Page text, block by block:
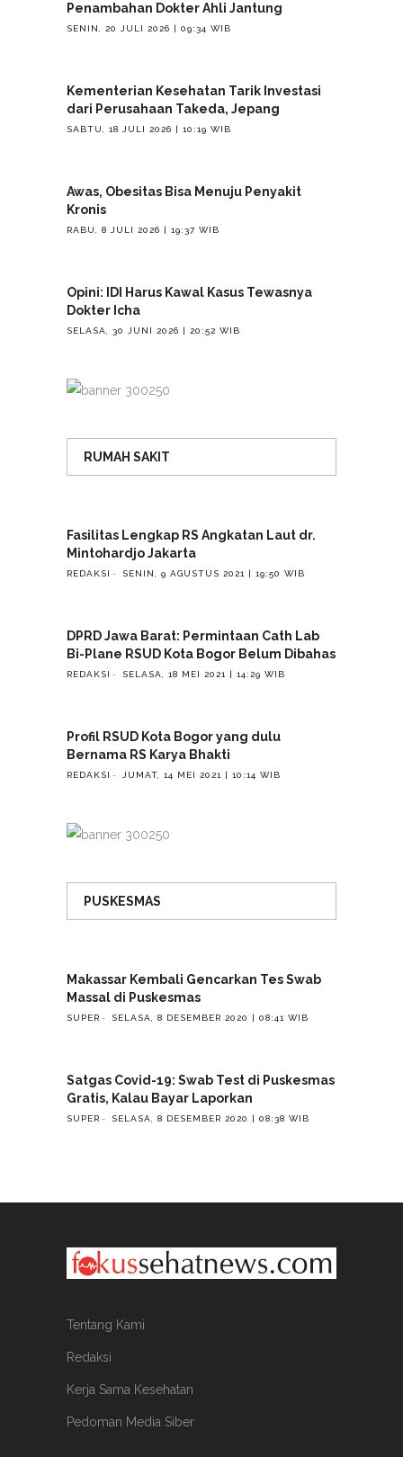
Penambahan Dokter Ahli Jantung
SENIN, 20 JULI 2026 | 09:34 WIB
Kementerian Kesehatan Tarik Investasi
dari Perusahaan Takeda, Jepang
SABTU, 18 JULI 2026 | 10:19 WIB
Awas, Obesitas Bisa Menuju Penyakit
Kronis
RABU, 8 JULI 2026 | 19:37 WIB
Opini: IDI Harus Kawal Kasus Tewasnya
Dokter Icha
SELASA, 30 JUNI 2026 | 20:52 WIB
RUMAH SAKIT
Fasilitas Lengkap RS Angkatan Laut dr.
Mintohardjo Jakarta
REDAKSI SENIN, 9 AGUSTUS 2021 | 19:50 WIB
DPRD Jawa Barat: Permintaan Cath Lab
Bi-Plane RSUD Kota Bogor Belum Dibahas
REDAKSI SELASA, 18 MEI 2021 | 14:29 WIB
Profil RSUD Kota Bogor yang dulu
Bernama RS Karya Bhakti
REDAKSI JUMAT, 14 MEI 2021 | 10:14 WIB
PUSKESMAS
Makassar Kembali Gencarkan Tes Swab
Massal di Puskesmas
SUPER SELASA, 8 DESEMBER 2020 | 08:41 WIB
Satgas Covid-19: Swab Test di Puskesmas
Gratis, Kalau Bayar Laporkan
SUPER SELASA, 8 DESEMBER 2020 | 08:38 WIB
Tentang Kami
Redaksi
Kerja Sama Kesehatan
Pedoman Media Siber